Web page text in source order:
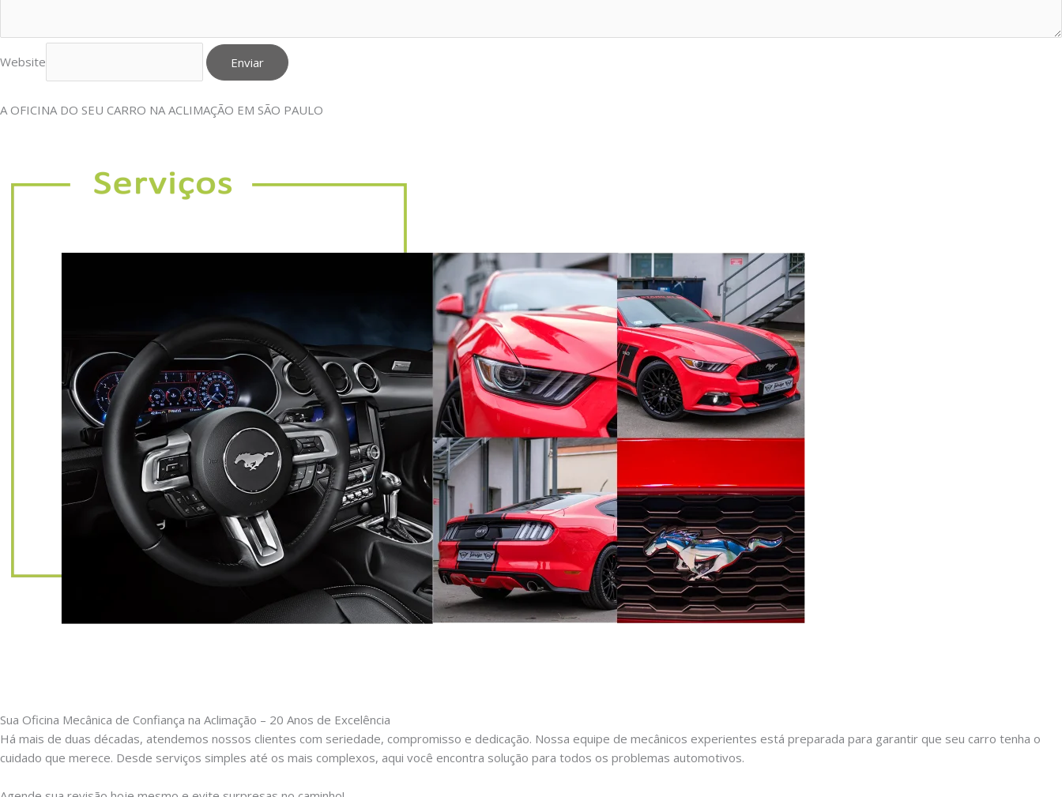
Website Enviar
A OFICINA DO SEU CARRO NA ACLIMAÇÃO EM SÃO PAULO
Sua Oficina Mecânica de Confiança na Aclimação – 20 Anos de Excelência
Há mais de duas décadas, atendemos nossos clientes com seriedade, compromisso e dedicação. Nossa equipe de mecânicos experientes está preparada para garantir que seu carro tenha o
cuidado que merece. Desde serviços simples até os mais complexos, aqui você encontra solução para todos os problemas automotivos.